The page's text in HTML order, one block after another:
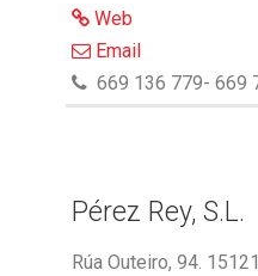
Web
Email
669 136 779- 669
Pérez Rey, S.L.
Rúa Outeiro, 94.